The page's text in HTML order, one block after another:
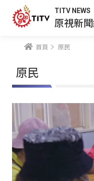
TITV NEWS
原視新
首頁 原民
原民